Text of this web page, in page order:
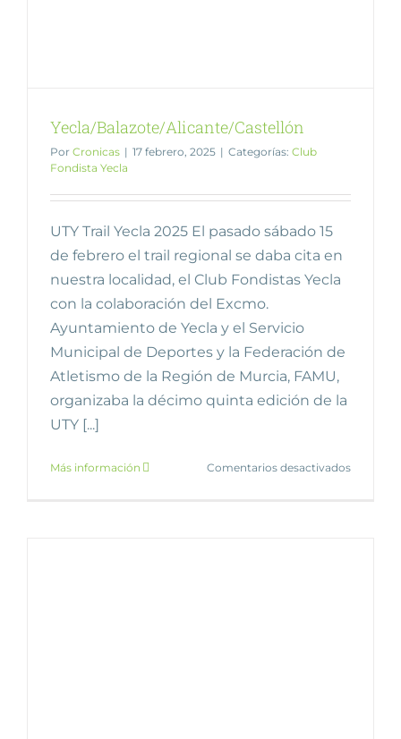
Yecla/Balazote/Alicante/Castellón
Por Cronicas | 17 febrero, 2025 | Categorías: Club
Fondista Yecla
UTY Trail Yecla 2025 El pasado sábado 15
de febrero el trail regional se daba cita en
nuestra localidad, el Club Fondistas Yecla
con la colaboración del Excmo.
Ayuntamiento de Yecla y el Servicio
Municipal de Deportes y la Federación de
Atletismo de la Región de Murcia, FAMU,
organizaba la décimo quinta edición de la
UTY [...]
Más información Comentarios desactivadosen